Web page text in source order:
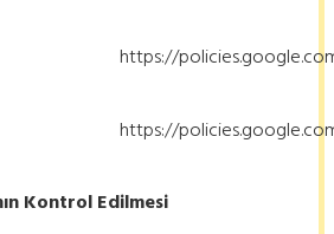
https://
https://
Kontrol Edilmesi